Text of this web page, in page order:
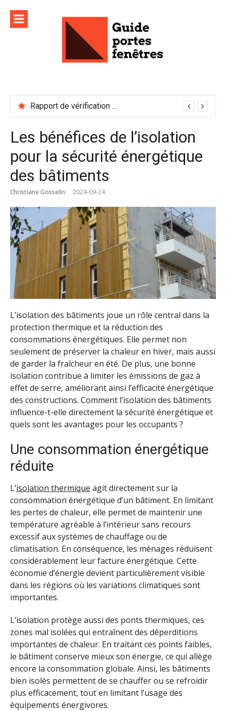
contenu
Rapport de vérification sécurité : à conserver précieusement
Les bénéfices de l’isolation
pour la sécurité énergétique
des bâtiments
Christiane Gosselin 2024-09-24
L’isolation des bâtiments joue un rôle central dans la
protection thermique et la réduction des
consommations énergétiques. Elle permet non
seulement de préserver la chaleur en hiver, mais aussi
de garder la fraîcheur en été. De plus, une bonne
isolation contribue à limiter les émissions de gaz à
effet de serre, améliorant ainsi l’efficacité énergétique
des constructions. Comment l’isolation des bâtiments
influence-t-elle directement la sécurité énergétique et
quels sont les avantages pour les occupants ?
Une consommation énergétique
réduite
L’isolation thermique agit directement sur la
consommation énergétique d’un bâtiment. En limitant
les pertes de chaleur, elle permet de maintenir une
température agréable à l’intérieur sans recours
excessif aux systèmes de chauffage ou de
climatisation. En conséquence, les ménages réduisent
considérablement leur facture énergétique. Cette
économie d’énergie devient particulièrement visible
dans les régions où les variations climatiques sont
importantes.
L’isolation protège aussi des ponts thermiques, ces
zones mal isolées qui entraînent des déperditions
importantes de chaleur. En traitant ces points faibles,
le bâtiment conserve mieux son énergie, ce qui allège
encore la consommation globale. Ainsi, les bâtiments
bien isolés permettent de se chauffer ou se refroidir
plus efficacement, tout en limitant l’usage des
équipements énergivores.